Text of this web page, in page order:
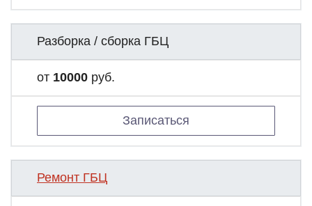
Разборка / сборка ГБЦ
от 10000 руб.
Записаться
Ремонт ГБЦ